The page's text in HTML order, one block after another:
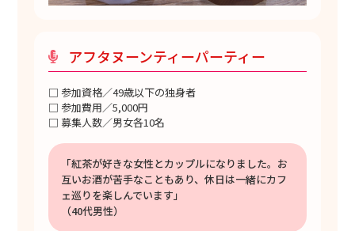
アフタヌーンティーパーティー
□ 参加資格／49歳以下の独身者
□ 参加費用／5,000円
□ 募集人数／男女各10名
「紅茶が好きな女性とカップルになりました。お
互いお酒が苦手なこともあり、休日は一緒にカフ
ェ巡りを楽しんでいます」
（40代男性）